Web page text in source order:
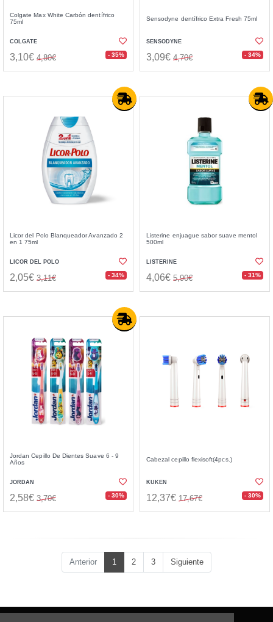
Colgate Max White Carbón dentífrico
75ml
COLGATE
3,10€ 4,80€ - 35%
Sensodyne dentífrico Extra Fresh 75ml
SENSODYNE
3,09€ 4,70€ - 34%
Licor del Polo Blanqueador Avanzado 2
en 1 75ml
LICOR DEL POLO
2,05€ 3,11€ - 34%
Listerine enjuague sabor suave mentol
500ml
LISTERINE
4,06€ 5,90€ - 31%
Jordan Cepillo De Dientes Suave 6 - 9
Años
JORDAN
2,58€ 3,70€ - 30%
Cabezal cepillo flexisoft(4pcs.)
KUKEN
12,37€ 17,67€ - 30%
Anterior 1 2 3 Siguiente